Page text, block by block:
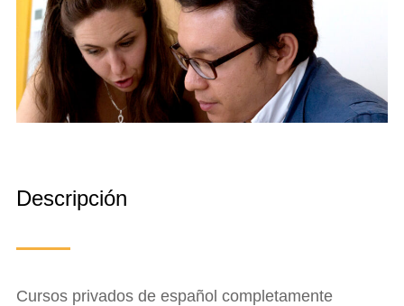
Descripción
Cursos privados de español completamente